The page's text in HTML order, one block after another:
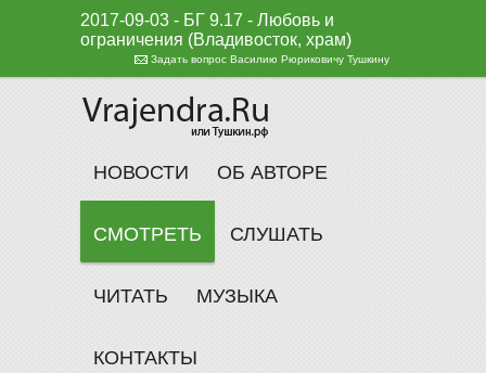
2017-09-03 - БГ 9.17 - Любовь и
ограничения (Владивосток, храм)
Задать вопрос Василию Рюриковичу Тушкину
НОВОСТИ ОБ АВТОРЕ
СМОТРЕТЬ СЛУШАТЬ
ЧИТАТЬ МУЗЫКА
КОНТАКТЫ